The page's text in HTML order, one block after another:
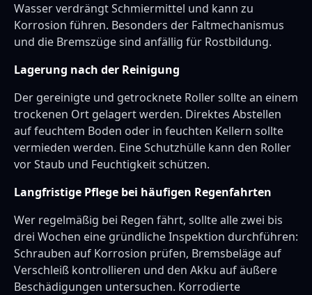
Wasser verdrängt Schmiermittel und kann zu
Korrosion führen. Besonders der Faltmechanismus
und die Bremszüge sind anfällig für Rostbildung.
Lagerung nach der Reinigung
Der gereinigte und getrocknete Roller sollte an einem
trockenen Ort gelagert werden. Direktes Abstellen
auf feuchtem Boden oder in feuchten Kellern sollte
vermieden werden. Eine Schutzhülle kann den Roller
vor Staub und Feuchtigkeit schützen.
Langfristige Pflege bei häufigen Regenfahrten
Wer regelmäßig bei Regen fährt, sollte alle zwei bis
drei Wochen eine gründliche Inspektion durchführen:
Schrauben auf Korrosion prüfen, Bremsbeläge auf
Verschleiß kontrollieren und den Akku auf äußere
Beschädigungen untersuchen. Korrodierte